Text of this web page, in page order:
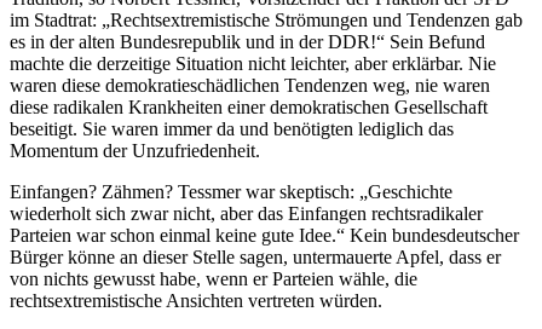
im Stadtrat: „Rechtsextremistische Strömungen und Tendenzen gab
es in der alten Bundesrepublik und in der DDR!“ Sein Befund
machte die derzeitige Situation nicht leichter, aber erklärbar. Nie
waren diese demokratieschädlichen Tendenzen weg, nie waren
diese radikalen Krankheiten einer demokratischen Gesellschaft
beseitigt. Sie waren immer da und benötigten lediglich das
Momentum der Unzufriedenheit.
Einfangen? Zähmen? Tessmer war skeptisch: „Geschichte
wiederholt sich zwar nicht, aber das Einfangen rechtsradikaler
Parteien war schon einmal keine gute Idee.“ Kein bundesdeutscher
Bürger könne an dieser Stelle sagen, untermauerte Apfel, dass er
von nichts gewusst habe, wenn er Parteien wähle, die
rechtsextremistische Ansichten vertreten würden.